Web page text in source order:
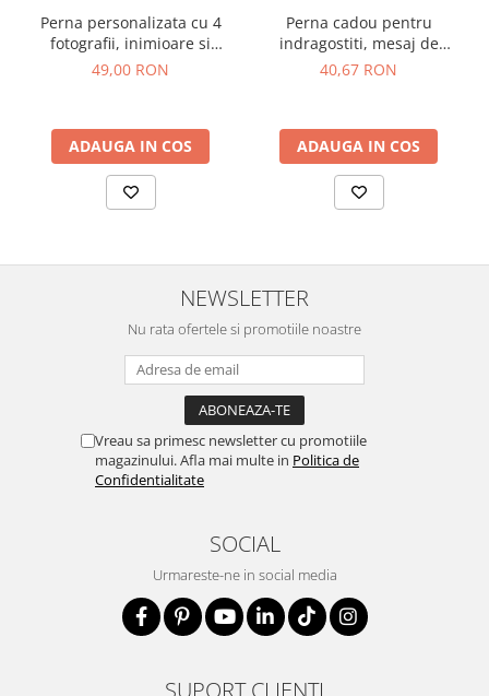
Perna personalizata cu 4
fotografii, inimioare si
numele cuplului
49,00 RON
ADAUGA IN COS
Perna cadou pentru
indragostiti, mesaj de
dragoste si inimioara
40,67 RON
ADAUGA IN COS
NEWSLETTER
Nu rata ofertele si promotiile noastre
Vreau sa primesc newsletter cu promotiile
magazinului. Afla mai multe in Politica de
Confidentialitate
SOCIAL
Urmareste-ne in social media
SUPORT CLIENTI